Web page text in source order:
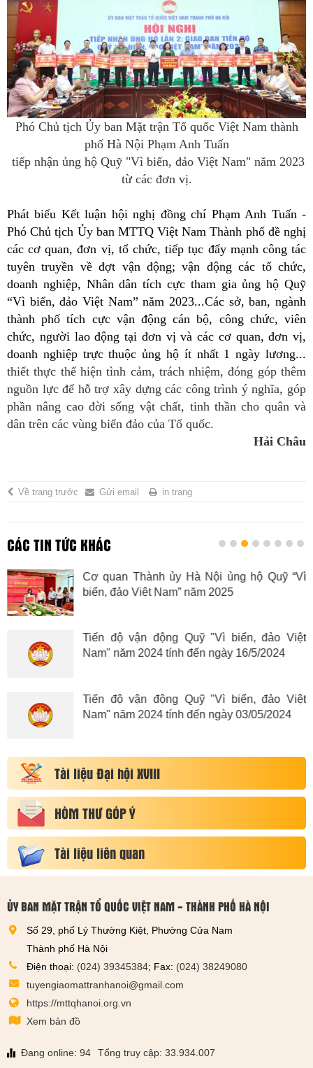
Phó Chủ tịch Ủy ban Mặt trận Tổ quốc Việt Nam thành
phố Hà Nội Phạm Anh Tuấn
tiếp nhận ủng hộ Quỹ "Vì biển, đảo Việt Nam" năm 2023
từ các đơn vị.
Phát biểu Kết luận hội nghị đồng chí Phạm Anh Tuấn -
Phó Chủ tịch Ủy ban MTTQ Việt Nam Thành phố đề nghị
các cơ quan, đơn vị, tổ chức, tiếp tục đẩy mạnh công tác
tuyên truyền về đợt vận động; vận động các tổ chức,
doanh nghiệp, Nhân dân tích cực tham gia ủng hộ Quỹ
“Vì biển, đảo Việt Nam” năm 2023...Các sở, ban, ngành
thành phố tích cực vận động cán bộ, công chức, viên
chức, người lao động tại đơn vị và các cơ quan, đơn vị,
doanh nghiệp trực thuộc ủng hộ ít nhất 1 ngày lương...
thiết thực thể hiện tình cảm, trách nhiệm, đóng góp thêm
nguồn lực để hỗ trợ xây dựng các công trình ý nghĩa, góp
phần nâng cao đời sống vật chất, tinh thần cho quân và
dân trên các vùng biển đảo của Tổ quốc.
Hải Châu
Về trang trước Gửi email in trang
CÁC TIN TỨC KHÁC
Cơ quan Thành ủy Hà Nội ủng hộ Quỹ “Vì
biển, đảo Việt Nam” năm 2025
Tiến độ vận động Quỹ "Vì biển, đảo Việt
Nam" năm 2024 tính đến ngày 16/5/2024
Tiến độ vận động Quỹ "Vì biển, đảo Việt
Nam" năm 2024 tính đến ngày 03/05/2024
Tài liệu Đại hội XVIII
HÒM THƯ GÓP Ý
Tài liệu liên quan
ỦY BAN MẶT TRẬN TỔ QUỐC VIỆT NAM - THÀNH PHỐ HÀ NỘI
Số 29, phố Lý Thường Kiệt, Phường Cửa Nam
Thành phố Hà Nội
Điện thoại: (024) 39345384; Fax: (024) 38249080
tuyengiaomattranhanoi@gmail.com
https://mttqhanoi.org.vn
Xem bản đồ
Đang online: 94 Tổng truy cập: 33.934.007